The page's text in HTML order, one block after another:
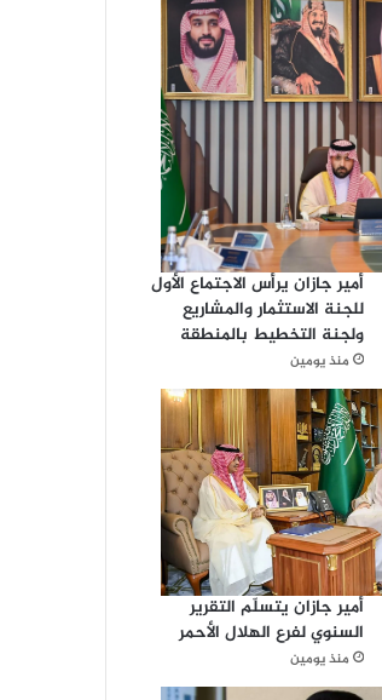
أمير جازان يرأس الاجتماع الأول
للجنة الاستثمار والمشاريع
ولجنة التخطيط بالمنطقة
منذ يومين
أمير جازان يتسلّم التقرير
السنوي لفرع الهلال الأحمر
منذ يومين